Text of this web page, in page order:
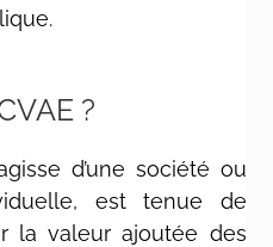
?
d’une société ou
est tenue de
la valeur ajoutée des